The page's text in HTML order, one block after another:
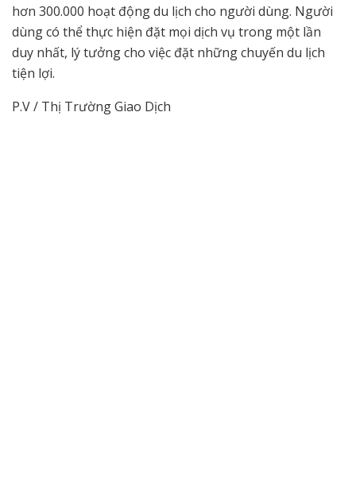
hơn 300.000 hoạt động du lịch cho người dùng. Người
dùng có thể thực hiện đặt mọi dịch vụ trong một lần
duy nhất, lý tưởng cho việc đặt những chuyến du lịch
tiện lợi.
P.V / Thị Trường Giao Dịch